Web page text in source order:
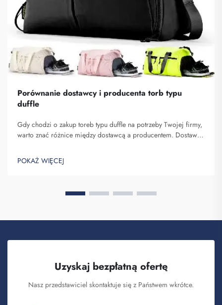
Porównanie dostawcy i producenta torb typu
duffle
Gdy chodzi o zakup toreb typu duffle na potrzeby Twojej firmy,
warto znać różnice między dostawcą a producentem. Dostawcy
wytwarzają. Fuzhou Saipulang Trading to dobry wybór dla firm
chcących q...
POKAŻ WIĘCEJ
Uzyskaj bezpłatną ofertę
Nasz przedstawiciel skontaktuje się z Państwem wkrótce.